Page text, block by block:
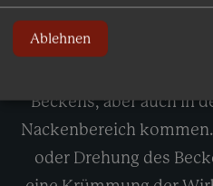
Beine muss
Bewegungsapparat
Beckens, aber auch in
Nackenbereich
oder Drehung des
Ablehnen